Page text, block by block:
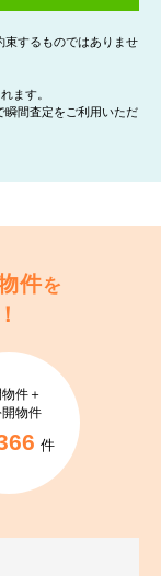
束するものではありませ
ます。
瞬間査定をご利用いただ
件を
件＋
物件
件